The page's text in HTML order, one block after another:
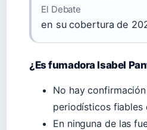
El Debate
en su cobertura de
¿Es fumadora Isabel
No hay
periodísticos fiables
En ninguna de las